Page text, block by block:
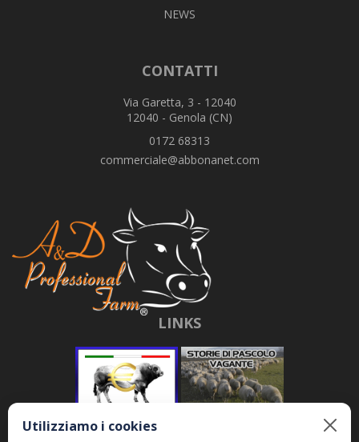
NEWS
CONTATTI
Via Garetta, 3 - 12040
12040 - Genola (CN)
0172 68313
commerciale@abbonanet.com
LINKS
Utilizziamo i cookies